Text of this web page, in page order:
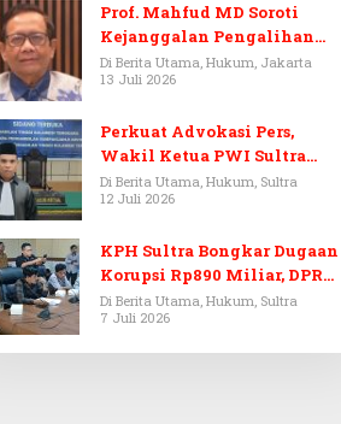
Prof. Mahfud MD Soroti
Kejanggalan Pengalihan
Penyelidikan Tersangka
Febrie Adriansyah
Di Berita Utama, Hukum, Jakarta
13 Juli 2026
Perkuat Advokasi Pers,
Wakil Ketua PWI Sultra
Resmi Dilantik Menjadi
Advokat PERADI
Di Berita Utama, Hukum, Sultra
12 Juli 2026
KPH Sultra Bongkar Dugaan
Korupsi Rp890 Miliar, DPRD
Sultra Gelar RDP
Di Berita Utama, Hukum, Sultra
7 Juli 2026